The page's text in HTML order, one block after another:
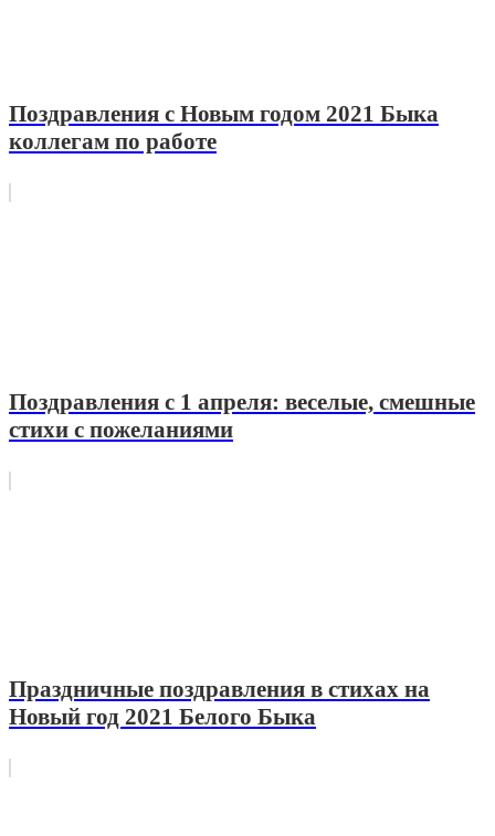
Поздравления с Новым годом 2021 Быка
коллегам по работе
Поздравления с 1 апреля: веселые, смешные
стихи с пожеланиями
Праздничные поздравления в стихах на
Новый год 2021 Белого Быка